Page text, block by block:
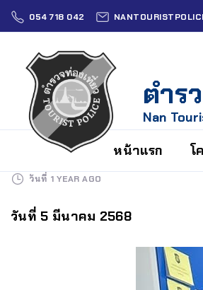
054 718 042
ตำร
Nan
หน้าแรก
โ
วันที่ 1 YEAR AGO
วันที่ 5 มีนาคม 2568